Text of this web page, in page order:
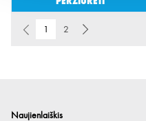
1 2
Naujienlaiškis